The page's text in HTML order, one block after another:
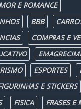
E ROMANCE
BBB
COMPRAS E
ESPORTES
E STICKERS
FISICA
FRASES E